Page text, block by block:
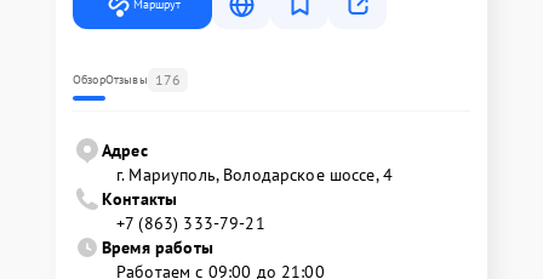
Маршрут
ОбзорОтзывы 176
Адрес
г. Мариуполь, Володарское шоссе, 4
Контакты
+7 (863) 333-79-21
Время работы
Работаем с 09:00 до 21:00